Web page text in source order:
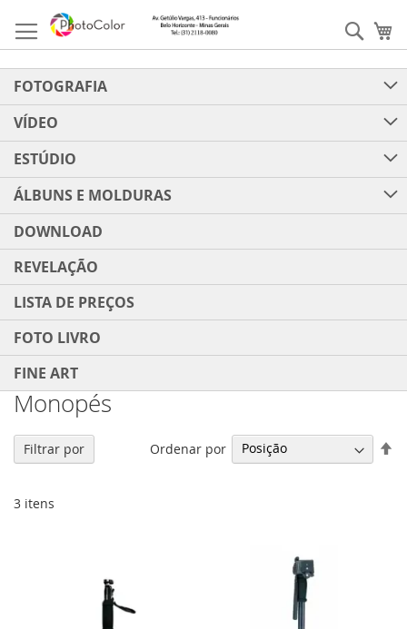
para
o
FOTOGRAFIA
VÍDEO
ESTÚDIO
ÁLBUNS E MOLDURAS
DOWNLOAD
REVELAÇÃO
LISTA DE PREÇOS
FOTO LIVRO
FINE ART
Monopés
3 itens
Ordenar por
Filtrar por